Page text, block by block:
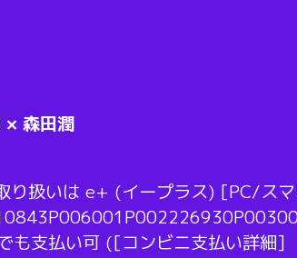
森田潤
り扱いは e+ (イープラス) [PC/ス
も支払い可 ([コンビニ支払い詳細]